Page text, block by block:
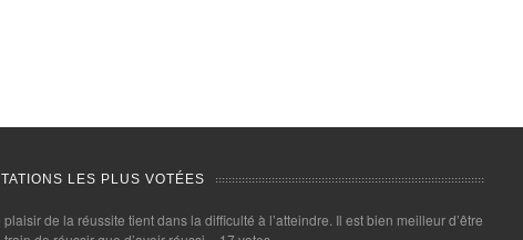
LES PLUS VOTÉES
plaisir de la réussite tient dans la difficulté à l’atteindre. Il est bien meilleur d’être